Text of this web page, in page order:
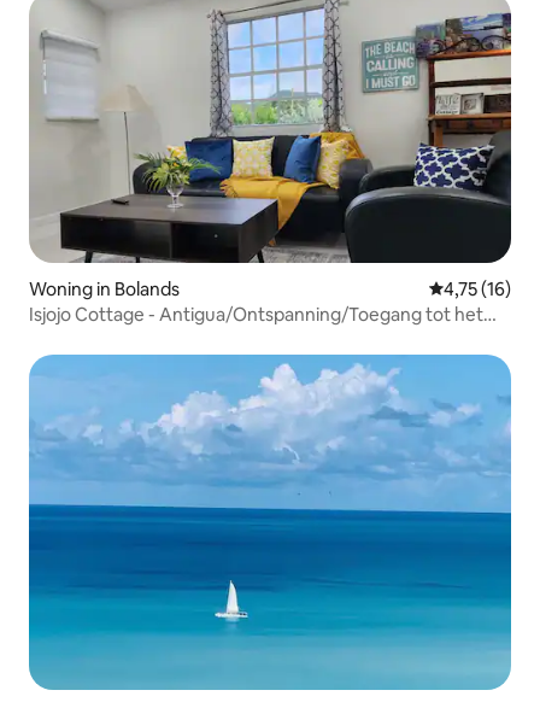
Woning in Bolands Gemiddelde
4,75 (16)
Isjojo Cottage - Antigua/Ontspanning/Toegang tot het